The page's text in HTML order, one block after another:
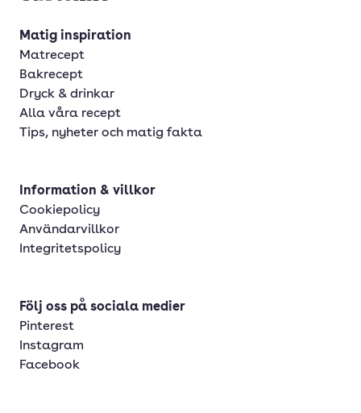
Matig inspiration
Matrecept
Bakrecept
Dryck & drinkar
Alla våra recept
Tips, nyheter och matig fakta
Information & villkor
Cookiepolicy
Användarvillkor
Integritetspolicy
Följ oss på sociala medier
Pinterest
Instagram
Facebook